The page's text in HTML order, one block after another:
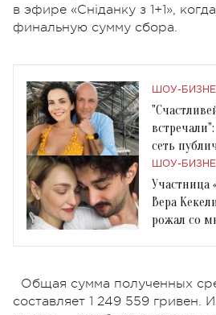
в эфире «Сніданку з 1+1»,
финальную сумму сбора.
ШОУ-
сеть
любви
ШОУ-
Участница
Вера
рожал со
Общая сумма полученных
составляет 1 249 559 гривен.